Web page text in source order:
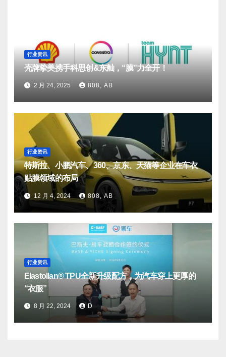
行业资讯
壳牌挚美携手科思创&东舢，“膜”力全开！
2 月 24, 2025 808, AB
行业资讯
特斯拉、小鹏汽车、360、京东、天猫等企业在车衣
贴膜领域的布局
12 月 4, 2024 808, AB
行业资讯
Elastollan® TPU全新升级配方，为汽车穿上更厚的
“衣服”
8 月 22, 2024 D